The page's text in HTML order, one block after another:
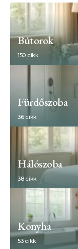
Bútorok
150 cikk
Fürdőszoba
36 cikk
Hálószoba
38 cikk
Konyha
53 cikk